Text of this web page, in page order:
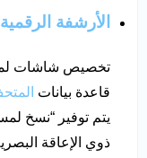
الأرشفة
تخصيص شاشات
قاعدة بيانات
يتم توفير “نسخ
ذوي الإعاقة